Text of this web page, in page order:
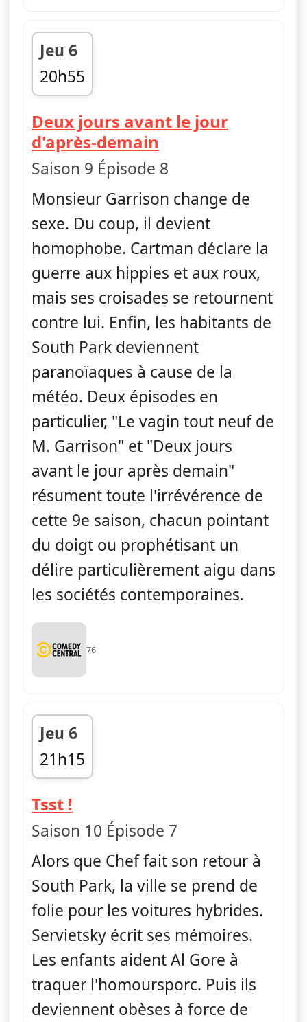
Jeu 6
20h55
fin 21h15
Deux jours avant le jour
d'après-demain
Saison 9 Épisode 8
Monsieur Garrison change de
sexe. Du coup, il devient
homophobe. Cartman déclare la
guerre aux hippies et aux roux,
mais ses croisades se retournent
contre lui. Enfin, les habitants de
South Park deviennent
paranoïaques à cause de la
météo. Deux épisodes en
particulier, "Le vagin tout neuf de
M. Garrison" et "Deux jours
avant le jour après demain"
résument toute l'irrévérence de
cette 9e saison, chacun pointant
du doigt ou prophétisant un
délire particulièrement aigu dans
les sociétés contemporaines.
76
Jeu 6
21h15
fin 21h40
Tsst !
Saison 10 Épisode 7
Alors que Chef fait son retour à
South Park, la ville se prend de
folie pour les voitures hybrides.
Servietsky écrit ses mémoires.
Les enfants aident Al Gore à
traquer l'homoursporc. Puis ils
deviennent obèses à force de